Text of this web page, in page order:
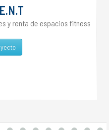
y renta de espacios fitness